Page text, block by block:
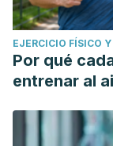
EJERCICIO FÍSICO
Por qué
entrenar al